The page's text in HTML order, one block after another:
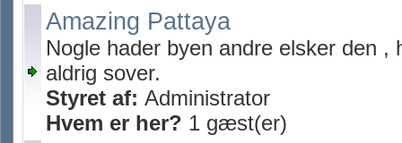
Amazing Pattaya
Nogle hader byen andre elsker den
aldrig sover.
Styret af: Administrator
Hvem er her? 1 gæst(er)